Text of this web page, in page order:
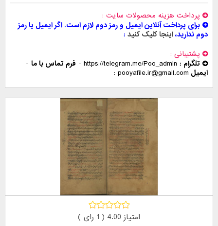
پرداخت هزینه محصولات سایت
برای پرداخت آنلاین ایمیل و رمز دوم لازم است. اگر ایمیل یا رمز
دوم ندارید،اینجا کلیک کنید
پشتیبانی
تلگرام : https://telegram.me/Poo_admin
- فرم تماس با ما -
ایمیل pooyafile.ir@gmail.com
امتیاز 4.00 ( 1 رای )